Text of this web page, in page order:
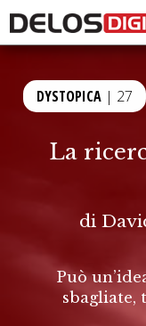
DYSTOPICA | 27
La
di
Può
sbagliate,